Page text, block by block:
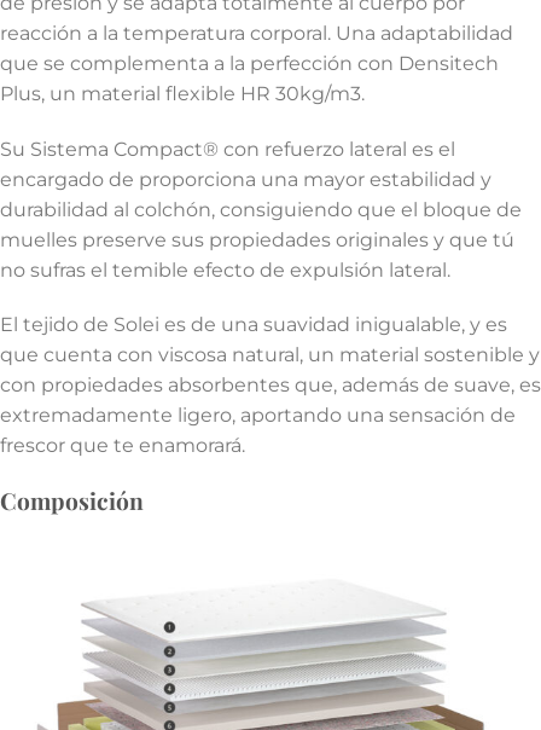
reacción a la temperatura corporal. Una adaptabilidad
que se complementa a la perfección con Densitech
Plus, un material flexible HR 30kg/m3.
Su Sistema Compact® con refuerzo lateral es el
encargado de proporciona una mayor estabilidad y
durabilidad al colchón, consiguiendo que el bloque de
muelles preserve sus propiedades originales y que tú
no sufras el temible efecto de expulsión lateral.
El tejido de Solei es de una suavidad inigualable, y es
que cuenta con viscosa natural, un material sostenible y
con propiedades absorbentes que, además de suave, es
extremadamente ligero, aportando una sensación de
frescor que te enamorará.
Composición